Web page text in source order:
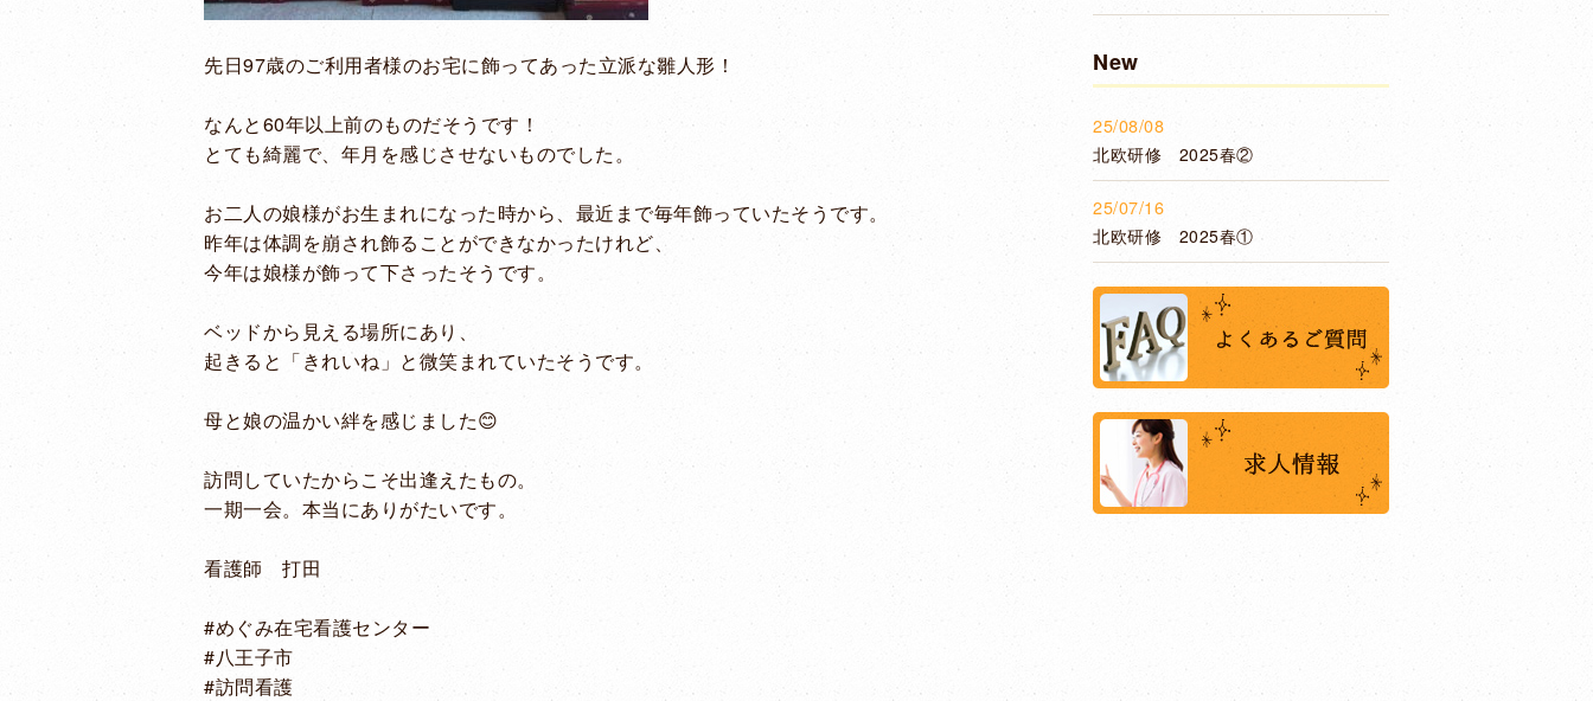
先日97歳のご利用者様のお宅に飾ってあった立派な雛人形！
なんと60年以上前のものだそうです！
とても綺麗で、年月を感じさせないものでした。
お二人の娘様がお生まれになった時から、最近まで毎年飾っていたそうです。
昨年は体調を崩され飾ることができなかったけれど、
今年は娘様が飾って下さったそうです。
ベッドから見える場所にあり、
起きると「きれいね」と微笑まれていたそうです。
母と娘の温かい絆を感じました😊
訪問していたからこそ出逢えたもの。
一期一会。本当にありがたいです。
看護師 打田
#めぐみ在宅看護センター
#八王子市
#訪問看護
New
25/08/08
北欧研修 2025春②
25/07/16
北欧研修 2025春①